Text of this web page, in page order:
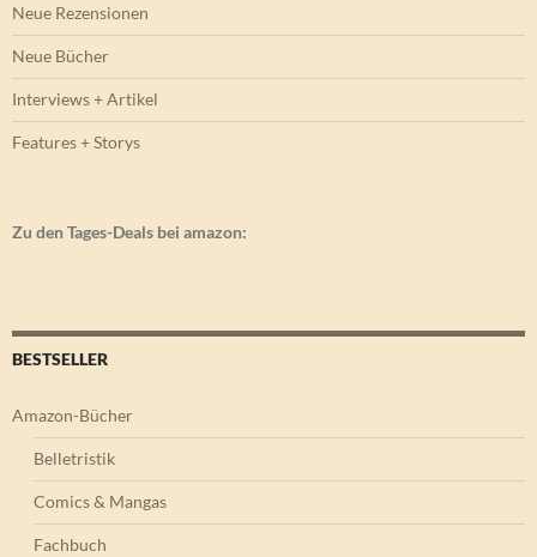
Neue Rezensionen
Neue Bücher
Interviews + Artikel
Features + Storys
Zu den Tages-Deals bei amazon:
BESTSELLER
Amazon-Bücher
Belletristik
Comics & Mangas
Fachbuch